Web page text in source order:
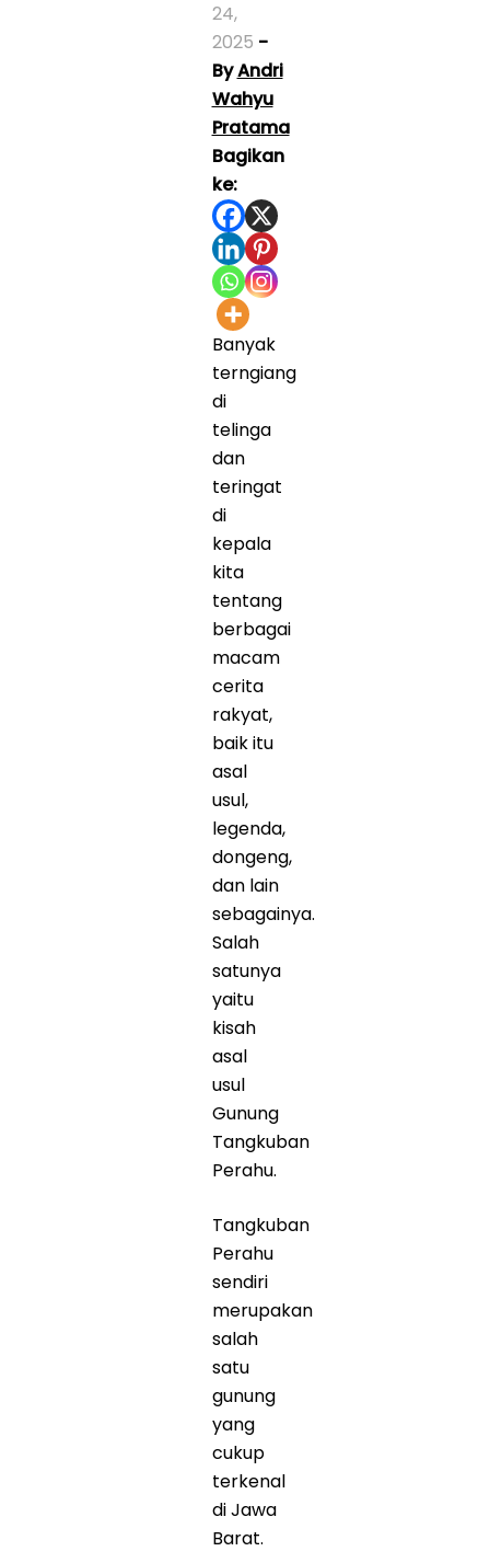
24,
2025 -
ByAndri
Wahyu
Pratama
Bagikan
ke:
Banyak
terngiang
di
telinga
dan
teringat
di
kepala
kita
tentang
berbagai
macam
cerita
rakyat,
baik itu
asal
usul,
legenda,
dongeng,
dan lain
sebagainya.
Salah
satunya
yaitu
kisah
asal
usul
Gunung
Tangkuban
Perahu.
Tangkuban
Perahu
sendiri
merupakan
salah
satu
gunung
yang
cukup
terkenal
di Jawa
Barat.